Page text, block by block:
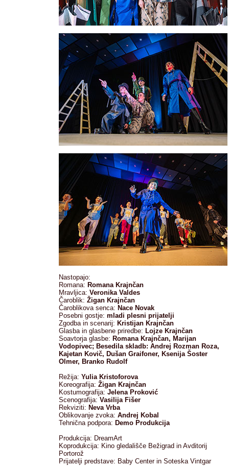
Nastopajo:
Romana: Romana Krajnčan
Mravljica: Veronika Valdes
Čaroblik: Žigan Krajnčan
Čaroblikova senca: Nace Novak
Posebni gostje: mladi plesni prijatelji
Zgodba in scenarij: Kristijan Krajnčan
Glasba in glasbene priredbe: Lojze Krajnčan
Soavtorja glasbe: Romana Krajnčan, Marijan
Vodopivec; Besedila skladb: Andrej Rozman Roza,
Kajetan Kovič, Dušan Graifoner, Ksenija Šoster
Olmer, Branko Rudolf
Režija: Yulia Kristoforova
Koreografija: Žigan Krajnčan
Kostumografija: Jelena Proković
Scenografija: Vasilija Fišer
Rekviziti: Neva Vrba
Oblikovanje zvoka: Andrej Kobal
Tehnična podpora: Demo Produkcija
Produkcija: DreamArt
Koprodukcija: Kino gledališče Bežigrad in Avditorij
Portorož
Prijatelji predstave: Baby Center in Soteska Vintgar